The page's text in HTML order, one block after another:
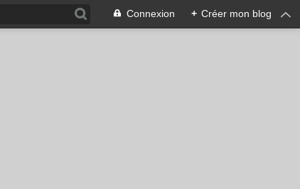
Connexion + Créer mon blog